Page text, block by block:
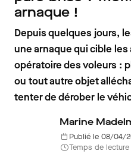
arnaque !
Depuis quelques jours,
une arnaque qui cible
opératoire des voleurs :
ou tout autre objet
tenter de dérober le
Marine
Publié le 08/04/
Temps de